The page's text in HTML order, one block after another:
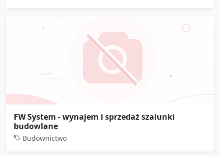
FW System - wynajem i sprzedaż szalunki
budowlane
Budownictwo